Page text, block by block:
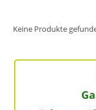
Keine Produkte